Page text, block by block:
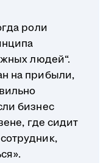
роли
людей“.
на прибыли,
бизнес
где сидит